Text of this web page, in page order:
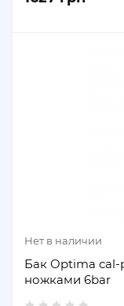
Нет в наличии
Бак Optima cal-
ножками 6bar